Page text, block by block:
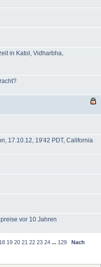
in Katol, Vidharbha,
17.10.12, 19'42 PDT, California
vor 10 Jahren
18 19 20 21 22 23 24 ... 129
Nach